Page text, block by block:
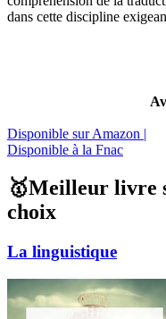
dans cette discipline
Disponible sur Amazon |
Disponible à la Fnac
🥇Meilleur livre
choix
La linguistique